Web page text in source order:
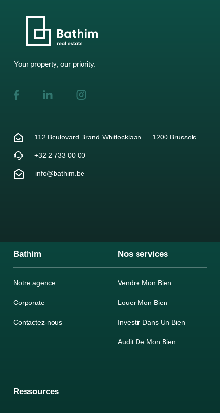
Your property, our priority.
112 Boulevard Brand-Whitlocklaan — 1200 Brussels
+32 2 733 00 00
info@bathim.be
Bathim Nos services
Notre agence
Corporate
Contactez-nous
Vendre Mon Bien
Louer Mon Bien
Investir Dans Un Bien
Audit De Mon Bien
Ressources